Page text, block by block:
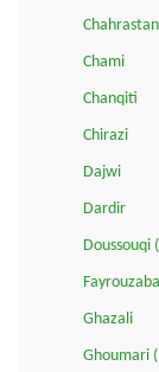
Chami
Chanqiti
Chirazi
Dajwi
Dardir
Doussouqi
Ghazali
Ghoumari